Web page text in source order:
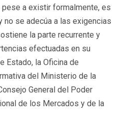
a existir formalmente, es
se adecúa a las exigencias
la parte recurrente y
efectuadas en su
Estado, la Oficina de
del Ministerio de la
General del Poder
de los Mercados y de la